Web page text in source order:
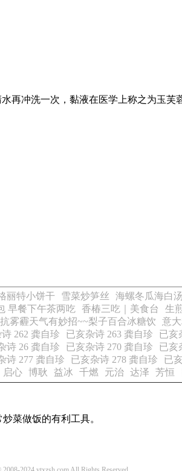
再冲洗一次，黏液在医学上称之为玉芙
丽特小饼干 雪菜炒笋丝 海螺冬瓜海白汤
早餐下午茶两吃 香椿三吃｜美食台 生
雾霾天气有妙招~~梨子百合冰糖饮 意
262 龚自珍 已亥杂诗 263 龚自珍 已亥
诗 26 龚自珍 已亥杂诗 270 龚自珍 已亥
诗 277 龚自珍 已亥杂诗 278 龚自珍 已
启心 博耿 益冰 千燃 元治 达泽 芳恒
菜做饭的有利工具。